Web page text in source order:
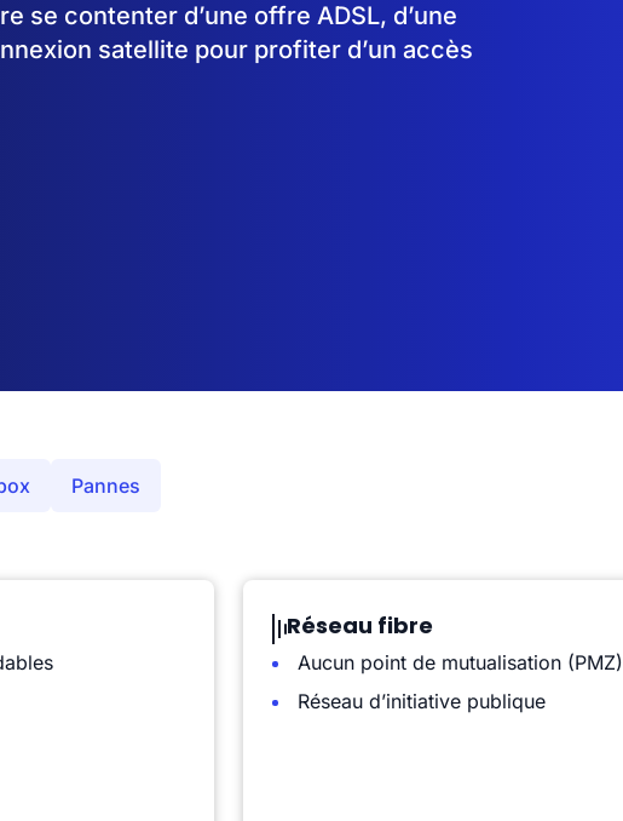
se contenter d’une offre ADSL, d’une
satellite pour profiter d’un accès
Pannes
Réseau fibre
Aucun point de mutualisation (PMZ)
Réseau d’initiative publique